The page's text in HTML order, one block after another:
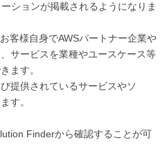
ションが掲載されるようになりま
客様自身でAWSパートナー企業や
サービスを業種やユースケース等
ます。
提供されているサービスやソ
す。
Finderから確認することが可